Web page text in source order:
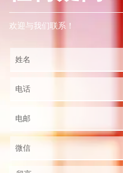
欢迎与我们联系！